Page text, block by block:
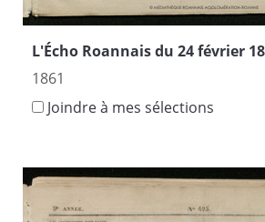
L'Écho Roannais du 24 février
1861
Joindre à mes sélections